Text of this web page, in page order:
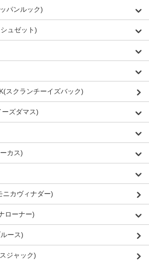
パンルック)
ュゼット)
スクランチーイズバック)
ーズダマス)
カス)
ニカヴィナダー)
ローナー)
ース)
ジャック)